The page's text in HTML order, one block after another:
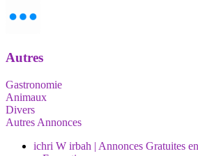
Autres
Gastronomie
Animaux
Divers
Autres Annonces
ichri W irbah | Annonces Gratuites